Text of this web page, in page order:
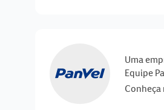
Uma
Equipe
Conheça